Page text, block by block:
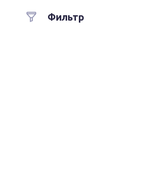
Фильтр